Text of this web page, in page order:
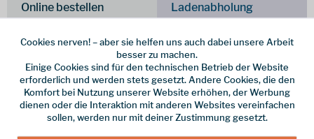
Online bestellen Ladenabholung
In den Warenkorb
Merken
Cookies nerven! – aber sie helfen uns auch dabei unsere Arbeit
besser zu machen.
Einige Cookies sind für den technischen Betrieb der Website
erforderlich und werden stets gesetzt. Andere Cookies, die den
Komfort bei Nutzung unserer Website erhöhen, der Werbung
dienen oder die Interaktion mit anderen Websites vereinfachen
sollen, werden nur mit deiner Zustimmung gesetzt.